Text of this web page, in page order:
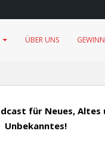
ÜBER UNS
für Neues, Altes
Unbekanntes!